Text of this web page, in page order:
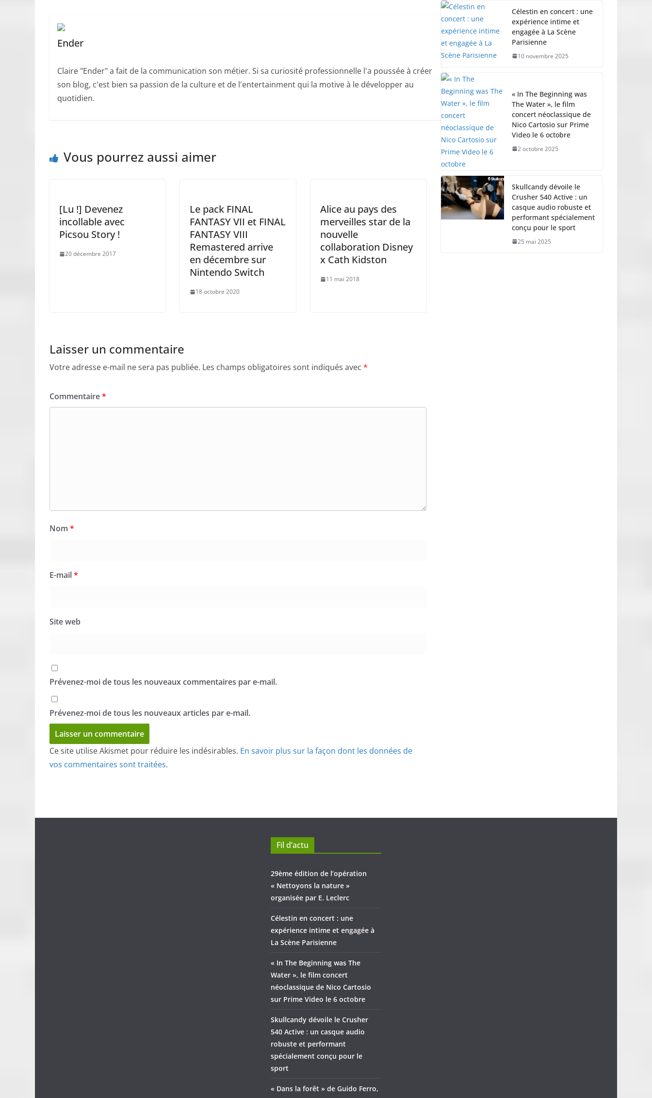
Ender
Claire "Ender" a fait de la communication son métier. Si sa curiosité professionnelle l'a poussée à créer
son blog, c'est bien sa passion de la culture et de l'entertainment qui la motive à le développer au
quotidien.
Vous pourrez aussi aimer
[Lu !] Devenez
incollable avec
Picsou Story !
20 décembre 2017
Le pack FINAL
FANTASY VII et FINAL
FANTASY VIII
Remastered arrive
en décembre sur
Nintendo Switch
18 octobre 2020
Alice au pays des
merveilles star de la
nouvelle
collaboration Disney
x Cath Kidston
11 mai 2018
Laisser un commentaire
Votre adresse e-mail ne sera pas publiée. Les champs obligatoires sont indiqués avec *
Commentaire*
Nom *
E-mail*
Site web
Prévenez-moi de tous les nouveaux commentaires par e-mail.
Prévenez-moi de tous les nouveaux articles par e-mail.
Ce site utilise Akismet pour réduire les indésirables. En savoir plus sur la façon dont les données de
vos commentaires sont traitées.
Célestin en concert : une
expérience intime et
engagée à La Scène
Parisienne
10 novembre 2025
« In The Beginning was
The Water », le film
concert néoclassique de
Nico Cartosio sur Prime
Video le 6 octobre
2 octobre 2025
Skullcandy dévoile le
Crusher 540 Active : un
casque audio robuste et
performant spécialement
conçu pour le sport
25 mai 2025
Fil d’actu
29ème édition de l’opération
« Nettoyons la nature »
organisée par E. Leclerc
Célestin en concert : une
expérience intime et engagée à
La Scène Parisienne
« In The Beginning was The
Water », le film concert
néoclassique de Nico Cartosio
sur Prime Video le 6 octobre
Skullcandy dévoile le Crusher
540 Active : un casque audio
robuste et performant
spécialement conçu pour le
sport
« Dans la forêt » de Guido Ferro,